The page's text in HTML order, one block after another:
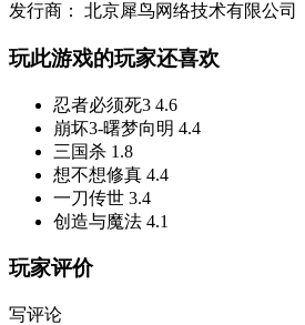
发行商： 北京犀鸟网络技术有限公司
玩此游戏的玩家还喜欢
忍者必须死3 4.6
崩坏3-曙梦向明 4.4
三国杀 1.8
想不想修真 4.4
一刀传世 3.4
创造与魔法 4.1
玩家评价
写评论